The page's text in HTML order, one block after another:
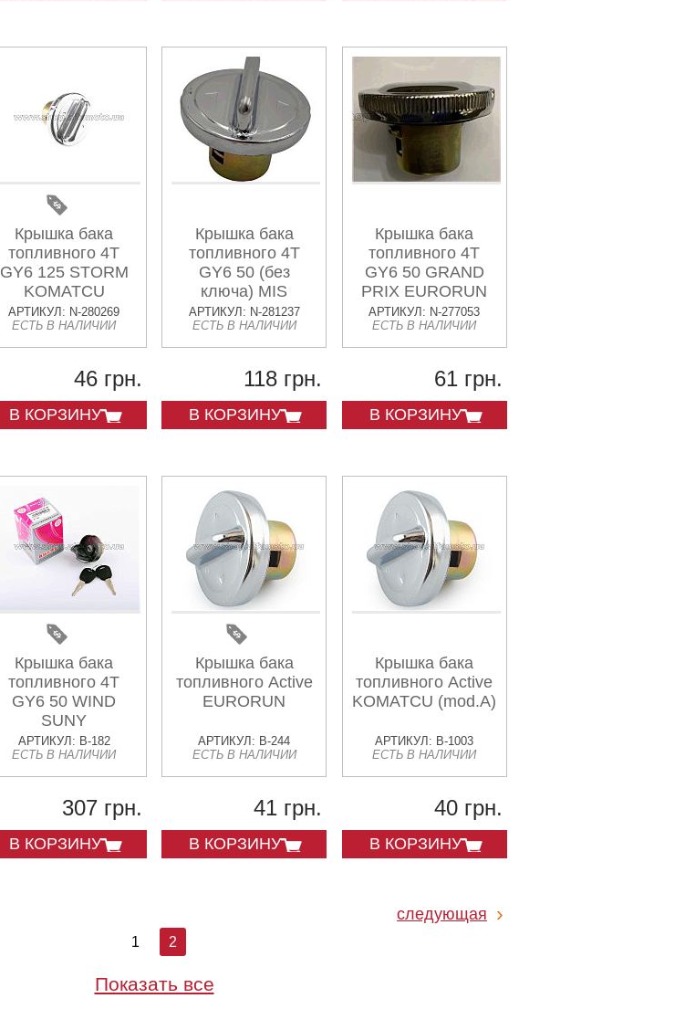
Крышка бака
топливного 4T
GY6 125 STORM
KOMATCU
АРТИКУЛ: N-280269
ЕСТЬ В НАЛИЧИИ
46 грн.
В КОРЗИНУ
Крышка бака
топливного 4T
GY6 50 (без
ключа) MIS
АРТИКУЛ: N-281237
ЕСТЬ В НАЛИЧИИ
118 грн.
В КОРЗИНУ
Крышка бака
топливного 4T
GY6 50 GRAND
PRIX EURORUN
АРТИКУЛ: N-277053
ЕСТЬ В НАЛИЧИИ
61 грн.
В КОРЗИНУ
Крышка бака
топливного 4T
GY6 50 WIND
SUNY
АРТИКУЛ: B-182
ЕСТЬ В НАЛИЧИИ
307 грн.
В КОРЗИНУ
Крышка бака
топливного Active
EURORUN
АРТИКУЛ: B-244
ЕСТЬ В НАЛИЧИИ
41 грн.
В КОРЗИНУ
Крышка бака
топливного Active
KOMATCU (mod.A)
АРТИКУЛ: B-1003
ЕСТЬ В НАЛИЧИИ
40 грн.
В КОРЗИНУ
следующая
1 2
Показать все